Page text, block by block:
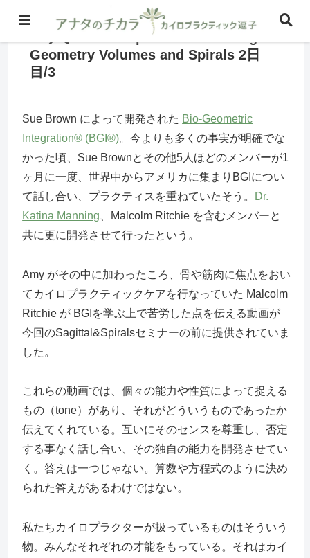
パリで BGI Europe Seminars® Sagittal
Geometry Volumes and Spirals 2日
目/3
Sue Brown によって開発された Bio-Geometric
Integration® (BGI®)。今よりも多くの事実が明確でな
かった頃、Sue Brownとその他5人ほどのメンバーが1
ヶ月に一度、世界中からアメリカに集まりBGIについ
て話し合い、プラクティスを重ねていたそう。
Dr.
Katina Manning 、Malcolm Ritchie を含むメンバーと
共に更に開発させて行ったという。
Amy がその中に加わったころ、骨や筋肉に焦点をおい
てカイロプラクティックケアを行なっていた Malcolm
Ritchie が BGIを学ぶ上で苦労した点を伝える動画が
今回のSagittal&Spiralsセミナーの前に提供されていま
した。
これらの動画では、個々の能力や性質によって捉える
もの（tone）があり、それがどういうものであったか
伝えてくれている。互いにそのセンスを尊重し、否定
する事なく話し合い、その独自の能力を開発させてい
く。答えは一つじゃない。算数や方程式のように決め
られた答えがあるわけではない。
私たちカイロプラクターが扱っているものはそういう
物。みんなそれぞれの才能をもっている。それはカイ